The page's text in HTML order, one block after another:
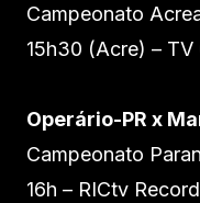
Campeonato
15h30 (Acre) –
Operário-PR x
Campeonato
16h – RICtv